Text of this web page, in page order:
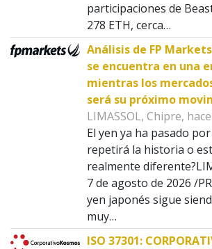
participaciones de
278 ETH, cerca…
Análisis de FP
se encuentra en una
mientras los
será su próximo
LIMASSOL, Chipre,
El yen ya ha pasado
repetirá la historia o
realmente
7 de agosto de 2026 /
yen japonés sigue
muy…
ISO 37301: